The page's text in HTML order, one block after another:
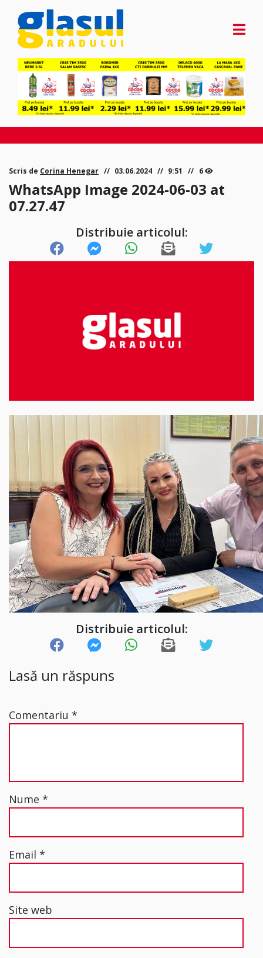
Scris de Corina Henegar 03.06.2024 9:51 6
WhatsApp Image 2024-06-03 at
07.27.47
Distribuie articolul:
Distribuie articolul:
Lasă un răspuns
Comentariu *
Nume *
Email *
Site web